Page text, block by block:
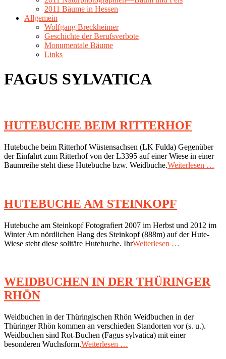
2011 Bäume in Hessen
Allgemein
Wolfgang Breckheimer
Geschichte der Berufsverbote
Monumentale Bäume
Links
FAGUS SYLVATICA
HUTEBUCHE BEIM RITTERHOF
2019-
03-
06
Hutebuche beim Ritterhof Wüstensachsen (LK Fulda) Gegenüber
der Einfahrt zum Ritterhof von der L3395 auf einer Wiese in einer
Baumreihe steht diese Hutebuche bzw. Weidbuche.Weiterlesen …
HUTEBUCHE AM STEINKOPF
2019-
03-
06
Hutebuche am Steinkopf Fotografiert 2007 im Herbst und 2012 im
Winter Am nördlichen Hang des Steinkopf (888m) auf der Hute-
Wiese steht diese solitäre Hutebuche. IhrWeiterlesen …
WEIDBUCHEN IN DER THÜRINGER
RHÖN
2018-
09-
24
Weidbuchen in der Thüringischen Rhön Weidbuchen in der
Thüringer Rhön kommen an verschieden Standorten vor (s. u.).
Weidbuchen sind Rot-Buchen (Fagus sylvatica) mit einer
besonderen Wuchsform.Weiterlesen …